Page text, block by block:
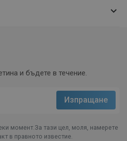

и бъдете в течение.
момент.За тази цел, моля, намерете
в правното известие.